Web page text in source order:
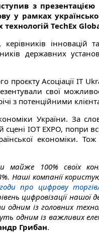
з
у рамках
TechEx
інновацій
державних
проєкту Асоціації IT
свої
з потенційними
України. За
IOT EXPO, попри
економіки.
майже 100% своїх
Наші компанії
про цифрову
цифровізації
із головних
одним із важливих
Грибан.